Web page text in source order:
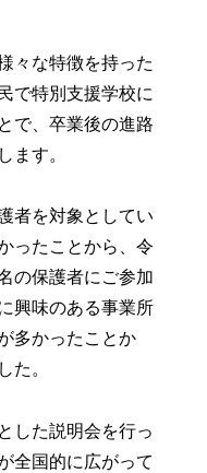
々な特徴を持った
で特別支援学校に
で、卒業後の進路
ます。
者を対象としてい
ったことから、令
の保護者にご参加
興味のある事業所
多かったことか
た。
した説明会を行っ
全国的に広がって